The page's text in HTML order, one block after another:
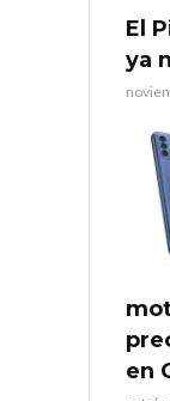
El
ya
en